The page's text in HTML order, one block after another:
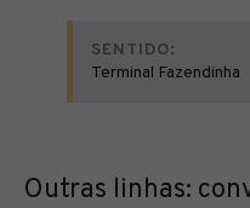
SENTIDO:
Terminal Fazendinha
Outras linhas: